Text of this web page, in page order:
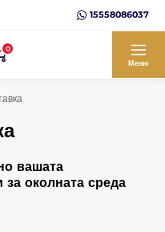
15558086037
0
Меню
вашата
околната среда